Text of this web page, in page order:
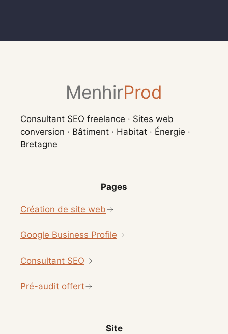
MenhirProd
Consultant SEO freelance · Sites web
conversion · Bâtiment · Habitat · Énergie ·
Bretagne
Pages
Création de site web
Google Business Profile
Consultant SEO
Pré-audit offert
Site